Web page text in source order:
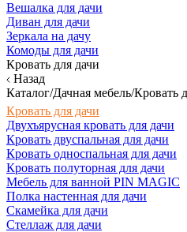
Вешалка для дачи
Диван для дачи
Зеркала на дачу
Комоды для дачи
Кровать для дачи
Назад
Каталог/Дачная мебель/Кровать
Кровать для дачи
Двухъярусная кровать для дачи
Кровать двуспальная для дачи
Кровать односпальная для дачи
Кровать полуторная для дачи
Мебель для ванной PIN MAGIC
Полка настенная для дачи
Скамейка для дачи
Стеллаж для дачи